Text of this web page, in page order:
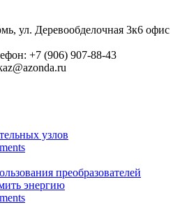
ул. Деревообделочная 3к6 офис
+7 (906) 907-88-43
узлов
преобразователей
энергию